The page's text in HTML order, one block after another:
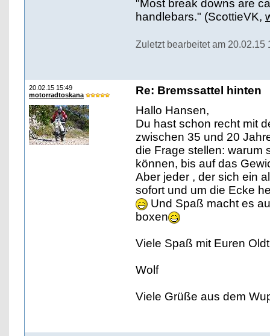
"Most break downs are
handlebars." (ScottieVK,
Zuletzt bearbeitet am 20.02.15
20.02.15 15:49
motorradtoskana
Re: Bremssattel hinten
Hallo Hansen,
Du hast schon recht mit
zwischen 35 und 20
die Frage stellen: warum
können, bis auf das
Aber jeder , der sich ein
sofort und um die Ecke
Und Spaß macht es
boxen
Viele Spaß mit Euren
Wolf
Viele Grüße aus dem